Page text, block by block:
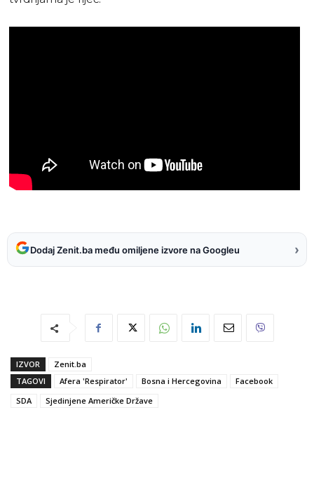
Dodaj Zenit.ba među omiljene izvore na Googleu ›
IZVOR
Zenit.ba
TAGOVI
Afera 'Respirator' Bosna i Hercegovina
Facebook
SDA
Sjedinjene Američke Države